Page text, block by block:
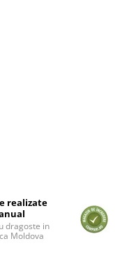
realizate
dragoste in
Moldova